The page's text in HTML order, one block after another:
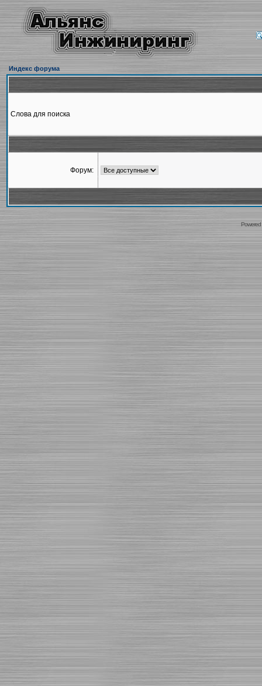
Индекс форума
Слова для поиска
Форум: